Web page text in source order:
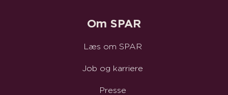
Om SPAR
Læs om SPAR
Job og karriere
Presse